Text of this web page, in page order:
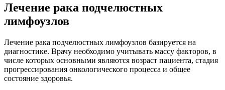
Лечение рака подчелюстных
лимфоузлов
Лечение рака подчелюстных лимфоузлов базируется на
диагностике. Врачу необходимо учитывать массу факторов, в
числе которых основными являются возраст пациента, стадия
прогрессирования онкологического процесса и общее
состояние здоровья.